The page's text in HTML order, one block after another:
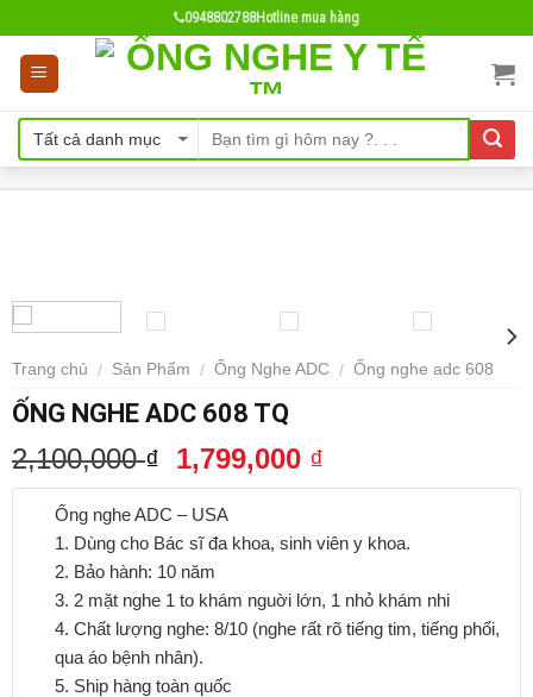
content
0948802788Hotline mua hàng
Trang chủ / Sản Phẩm / Ống Nghe ADC / Ống nghe adc 608
ỐNG NGHE ADC 608 TQ
2,100,000₫ 1,799,000 ₫
Ống nghe ADC – USA
1. Dùng cho Bác sĩ đa khoa, sinh viên y khoa.
2. Bảo hành: 10 năm
3. 2 mặt nghe 1 to khám nguời lớn, 1 nhỏ khám nhi
4. Chất lượng nghe: 8/10 (nghe rất rõ tiếng tim, tiếng phổi,
qua áo bệnh nhân).
5. Ship hàng toàn quốc